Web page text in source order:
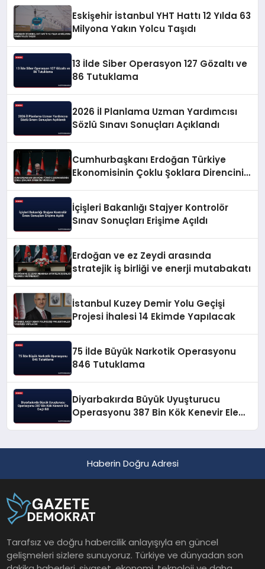
Eskişehir İstanbul YHT Hattı 12 Yılda 63
Milyona Yakın Yolcu Taşıdı
13 İlde Siber Operasyon 127 Gözaltı ve
86 Tutuklama
2026 İl Planlama Uzman Yardımcısı
Sözlü Sınavı Sonuçları Açıklandı
Cumhurbaşkanı Erdoğan Türkiye
Ekonomisinin Çoklu Şoklara Direncini
İçişleri Bakanlığı Stajyer Kontrolör
Sınav Sonuçları Erişime Açıldı
Erdoğan ve ez Zeydi arasında
stratejik iş birliği ve enerji mutabakatı
İstanbul Kuzey Demir Yolu Geçişi
Projesi İhalesi 14 Ekimde Yapılacak
75 İlde Büyük Narkotik Operasyonu
846 Tutuklama
Diyarbakırda Büyük Uyuşturucu
Operasyonu 387 Bin Kök Kenevir Ele
Haberin Doğru Adresi
Tarafsız ve doğru habercilik anlayışıyla en güncel
gelişmeleri sizlere sunuyoruz. Türkiye ve dünyadan son